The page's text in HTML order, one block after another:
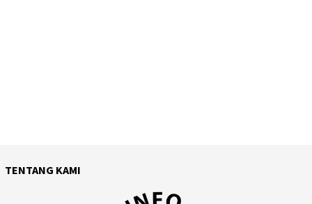
TENTANG KAMI